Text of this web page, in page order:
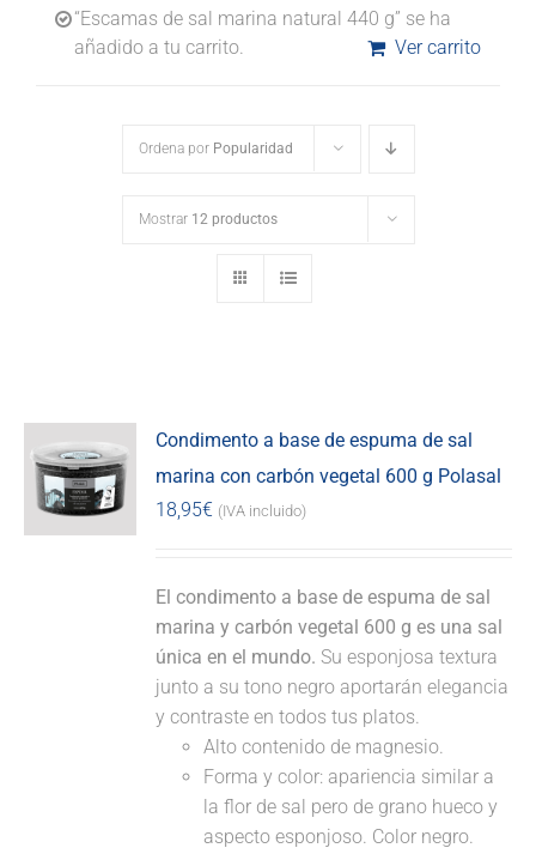
“Escamas de sal marina natural 440 g” se ha
añadido a tu carrito.
Ver carrito
Ordena por Popularidad
Mostrar 12 productos
Condimento a base de espuma de sal
marina con carbón vegetal 600 g Polasal
18,95€ (IVA incluido)
El condimento a base de espuma de sal
marina y carbón vegetal 600 g es una sal
única en el mundo. Su esponjosa textura
junto a su tono negro aportarán elegancia
y contraste en todos tus platos.
Alto contenido de magnesio.
Forma y color: apariencia similar a
la flor de sal pero de grano hueco y
aspecto esponjoso. Color negro.